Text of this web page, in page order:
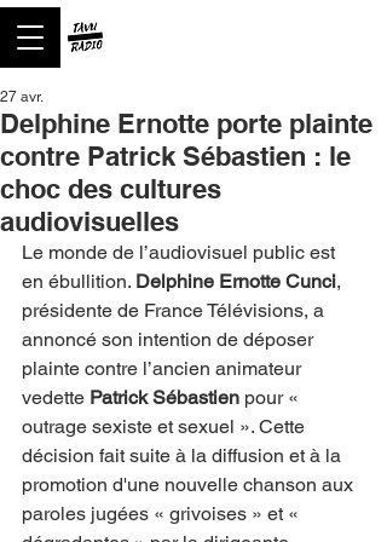
Delphine Ernotte porte plainte
contre Patrick Sébastien : le
choc des cultures
audiovisuelles
27 avr.
Le monde de l’audiovisuel public est
en ébullition. Delphine Ernotte Cunci,
présidente de France Télévisions, a
annoncé son intention de déposer
plainte contre l’ancien animateur
vedette Patrick Sébastien pour «
outrage sexiste et sexuel ». Cette
décision fait suite à la diffusion et à la
promotion d'une nouvelle chanson aux
paroles jugées « grivoises » et «